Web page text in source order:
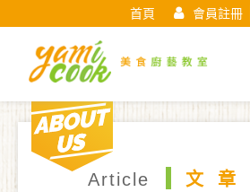
首頁 會員註冊
現在位置 : 首 頁
Article 文章